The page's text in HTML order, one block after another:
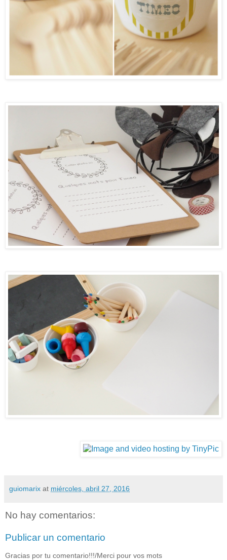
guiomarix at miércoles, abril 27, 2016
No hay comentarios:
Publicar un comentario
Gracias por tu comentario!!!/Merci pour vos mots